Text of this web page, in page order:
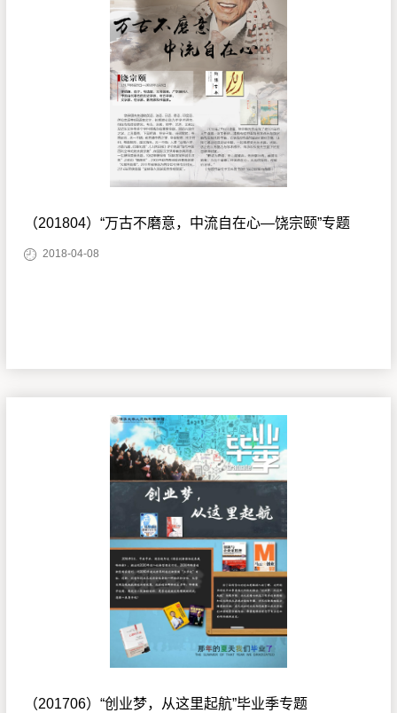
（201804）“万古不磨意，中流自在心—饶宗颐”专题
2018-04-08
（201706）“创业梦，从这里起航”毕业季专题